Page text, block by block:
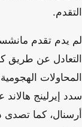
التقدم.
لم يدم تقدم
المحاولات
سدد إيرلينج
أرسنال، كما